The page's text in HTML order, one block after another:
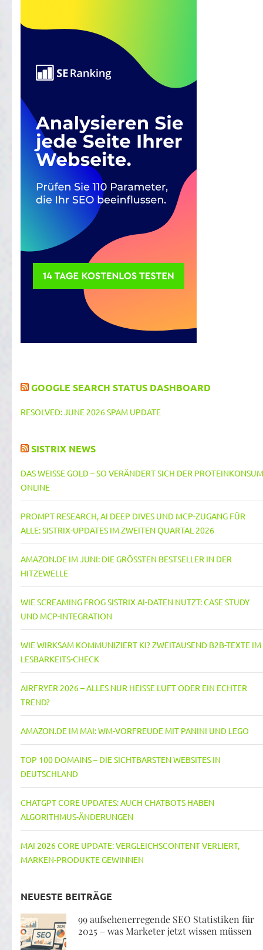
GOOGLE SEARCH STATUS DASHBOARD
RESOLVED: JUNE 2026 SPAM UPDATE
SISTRIX NEWS
DAS WEISSE GOLD – SO VERÄNDERT SICH DER PROTEINKONSUM O
NLINE
PROMPT RESEARCH, AI DEEP DIVES UND MCP-ZUGANG FÜR
ALLE: SISTRIX-UPDATES IM ZWEITEN QUARTAL 2026
AMAZON.DE IM JUNI: DIE GRÖSSTEN BESTSELLER IN DER H
ITZEWELLE
WIE SCREAMING FROG SISTRIX AI-DATEN NUTZT: CASE STUDY
UND MCP-INTEGRATION
WIE WIRKSAM KOMMUNIZIERT KI? ZWEITAUSEND B2B-TEXTE IM
LESBARKEITS-CHECK
AIRFRYER 2026 – ALLES NUR HEISSE LUFT ODER EIN ECHTER T
REND?
AMAZON.DE IM MAI: WM-VORFREUDE MIT PANINI UND LEGO
TOP 100 DOMAINS – DIE SICHTBARSTEN WEBSITES IN
DEUTSCHLAND
CHATGPT CORE UPDATES: AUCH CHATBOTS HABEN
ALGORITHMUS-ÄNDERUNGEN
MAI 2026 CORE UPDATE: VERGLEICHSCONTENT VERLIERT,
MARKEN-PRODUKTE GEWINNEN
NEUESTE BEITRÄGE
99 aufsehenerregende SEO Statistiken für
2025 – was Marketer jetzt wissen müssen